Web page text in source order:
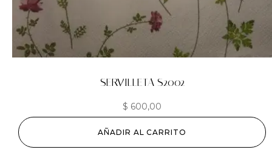
SERVILLETA S2002
$ 600,00
AÑADIR AL CARRITO